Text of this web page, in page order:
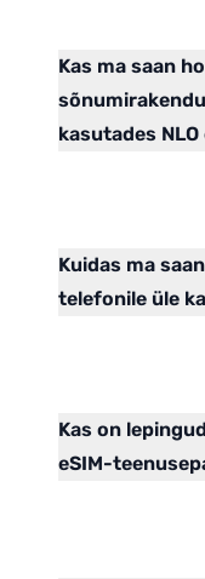
Kas ma saan
kasutades NLO
Kuidas ma
telefonile üle
Kas on
eSIM-